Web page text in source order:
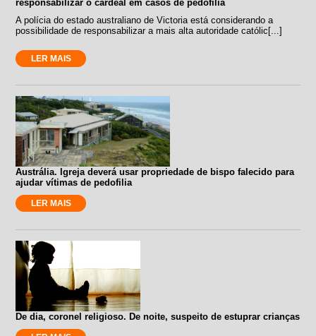
responsabilizar o cardeal em casos de pedofilia
A polícia do estado australiano de Victoria está considerando a
possibilidade de responsabilizar a mais alta autoridade católic[...]
LER MAIS
Austrália. Igreja deverá usar propriedade de bispo falecido para
ajudar vítimas de pedofilia
LER MAIS
De dia, coronel religioso. De noite, suspeito de estuprar crianças